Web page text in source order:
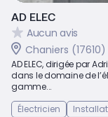
AD ELEC
Aucun avis
Chaniers (17610)
AD ELEC, dirigée par
dans le domaine de
gamme...
Électricien